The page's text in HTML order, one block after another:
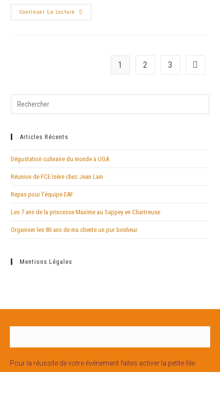
Continuer La Lecture
1 2 3
Articles Récents
Dégustation culinaire du monde à UGA
Réunion de FCE Isère chez Jean Lain
Repas pour l’équipe EAF
Les 7 ans de la princesse Maxime au Sappey en Chartreuse
Organiser les 80 ans de ma cliente un pur bonheur
Mentions Légales
Pour la réussite de votre événement faites activer la petite fée.